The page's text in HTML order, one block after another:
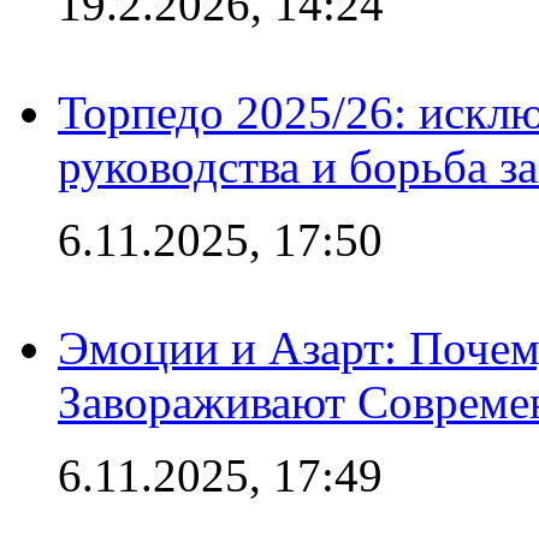
Торпедо 2025/26:
руководства и борьба
6.11.2025, 17:50
Эмоции и Азарт:
Завораживают
6.11.2025, 17:49